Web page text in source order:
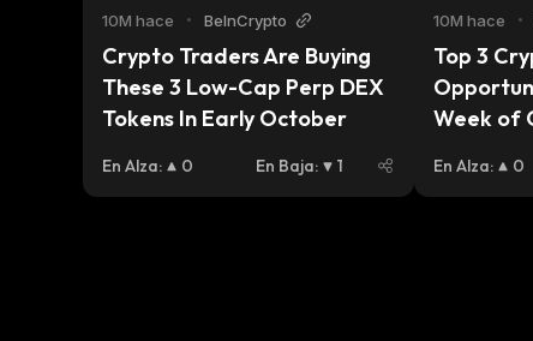
10M hace • BeInCrypto
Crypto Traders Are Buying
These 3 Low-Cap Perp DEX
Tokens In Early October
En Alza: 0 En Baja: 1
10M hace •
Top 3
Week of
En Alza: 0